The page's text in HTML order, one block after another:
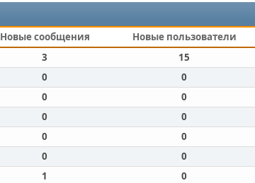
Новые сообщения Новые пользователи
3 15
0 0
0 0
0 0
0 0
0 0
1 0